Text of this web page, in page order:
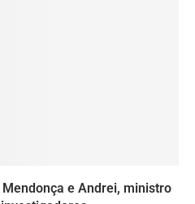
e Andrei, ministro